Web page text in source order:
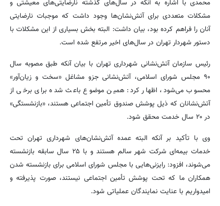
محمدی با اشاره به آنکه در سال‌های گذشته نارضایتی‌های معیشتی و
مشکلات متعددی برای آتش‌نشان‌ها وجود داشت که موجبات نارضایتی
آنان را فراهم کرده بود، بیان داشت: البته بخش بسیاری از این مشکلات با
دستور شهردار تهران در سال‌های اخیر مرتفع شده است.
رئیس سازمان آتش‌نشانی شهرداری تهران با بیان آنکه طبق مصوبه سال
۹۰ مجلس شورای اسلامی، آتش‌نشانی جزو مشاغل «سخت و زیان‌آور»
محسوب می‌شود، اظهار کرد: همین موضوع باعث شده برای برخی از
آتش‌نشانان که ذیل پوشش صندوق تأمین اجتماعی هستند، «بازنشستگی»
در ۲۰ سال خدمت محقق شود.
وی با تأکید بر آنکه البته عمده آتش‌نشان‌های شهرداری تهران تحت
خدمات بیمه‌ای شرکت شهر سالم هستند و با ۲۵ سال سابقه بازنشسته
می‌شوند، افزود: رایزنی‌هایی با مجلس شورای اسلامی برای بازنشسته شدن
همکاران ما که تحت پوشش تأمین اجتماعی نیستند، صورت پذیرفته و
امیدواریم با عنایت نمایندگان عملیاتی شود.